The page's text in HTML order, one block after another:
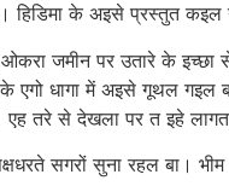
के अइसे प्रस्तुत
पर उतारे के इच्छा से
धागा में अइसे गूथल गइल
एह तरे से देखला पर त इहे
सुना रहल बा। भीम